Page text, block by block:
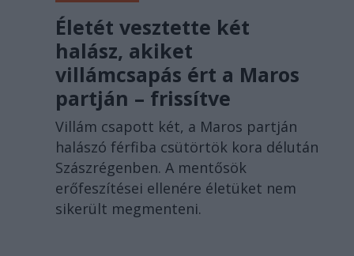
Életét vesztette két
halász, akiket
villámcsapás ért a Maros
partján – frissítve
Villám csapott két, a Maros partján
halászó férfiba csütörtök kora délután
Szászrégenben. A mentősök
erőfeszítései ellenére életüket nem
sikerült megmenteni.